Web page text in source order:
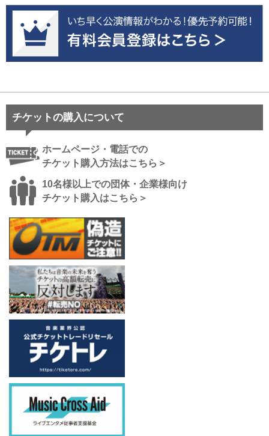
チケットの購入について
ホームページ・電話での
チケット購入方法はこちら＞
10名様以上での団体・企業様向け
チケット購入はこちら＞